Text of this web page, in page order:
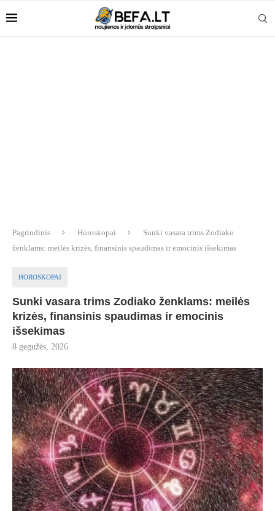
Pagrindinis Horoskopai
Sunki vasara trims Zodiako
ženklams: meilės krizės, finansinis spaudimas ir emocinis išsekimas
HOROSKOPAI
Sunki vasara trims Zodiako ženklams: meilės
krizės, finansinis spaudimas ir emocinis
išsekimas
8 gegužės, 2026